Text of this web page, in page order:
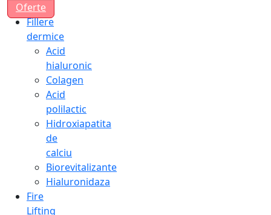
Oferte
Fillere
dermice
Acid
hialuronic
Colagen
Acid
polilactic
Hidroxiapatita
de
calciu
Biorevitalizante
Hialuronidaza
Fire
Lifting